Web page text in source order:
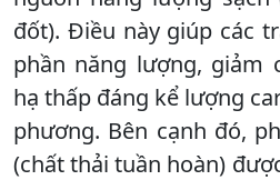
đốt). Điều này giúp các
phần năng lượng, giảm
hạ thấp đáng kể lượng
phương. Bên cạnh đó,
(chất thải tuần hoàn)